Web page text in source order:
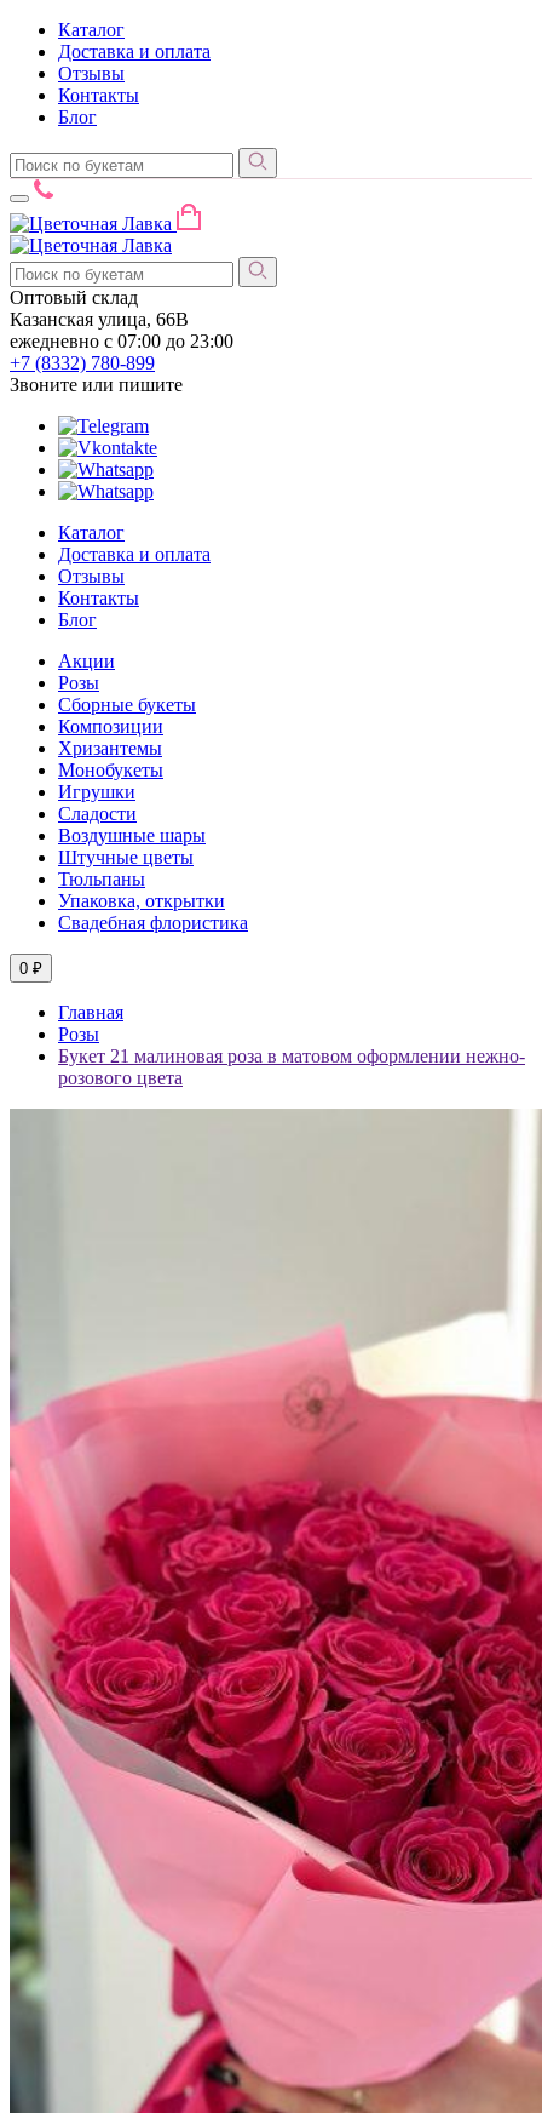
Каталог
Доставка и оплата
Отзывы
Контакты
Блог
Оптовый склад
Казанская улица, 66В
ежедневно с 07:00 до 23:00
+7 (8332) 780-899
Звоните или пишите
Каталог
Доставка и оплата
Отзывы
Контакты
Блог
Акции
Розы
Сборные букеты
Композиции
Хризантемы
Монобукеты
Игрушки
Сладости
Воздушные шары
Штучные цветы
Тюльпаны
Упаковка, открытки
Свадебная флористика
0 ₽
Главная
Розы
Букет 21 малиновая роза в матовом оформлении нежно-
розового цвета